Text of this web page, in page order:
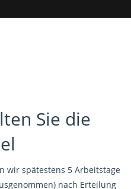
Sie die
wir spätestens 5 Arbeitstage
nach Erteilung